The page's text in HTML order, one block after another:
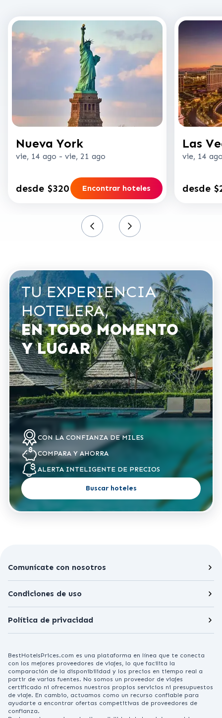
Nueva York
vie, 14 ago - vie, 21 ago
desde $320 Encontrar hoteles
Las
vie, 14
desde
TU EXPERIENCIA
HOTELERA,
EN TODO MOMENTO
Y LUGAR
CON LA CONFIANZADE MILES
COMPARA Y AHORRA
ALERTA INTELIGENTE DE PRECIOS
Buscar hoteles
Comunícate con nosotros
Condiciones de uso
Política de privacidad
BestHotelsPrices.com es una plataforma en línea que te conecta
con los mejores proveedores de viajes, lo que facilita la
comparación de la disponibilidad y los precios en tiempo real a
partir de varias fuentes. No somos un proveedor de viajes
certificado ni ofrecemos nuestros propios servicios ni presupuestos
de viaje. En cambio, actuamos como un recurso confiable para
ayudarte a encontrar ofertas competitivas de proveedores de
confianza.